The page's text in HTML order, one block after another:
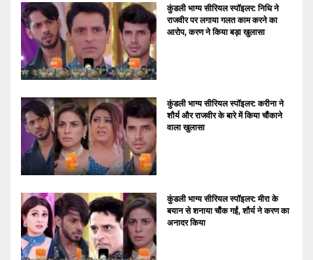
कुंडली भाग्य सीरियल स्पॉइलर: निधि ने
राजवीर पर लगाया गलत काम करने का
आरोप, करण ने किया बड़ा खुलासा
कुंडली भाग्य सीरियल स्पॉइलर: करीना ने
शौर्य और राजवीर के बारे में किया चौंकाने
वाला खुलासा
कुंडली भाग्य सीरियल स्पॉइलर: मीरा के
बयान से शनाया चौंक गईं, शौर्य ने करण का
अनादर किया